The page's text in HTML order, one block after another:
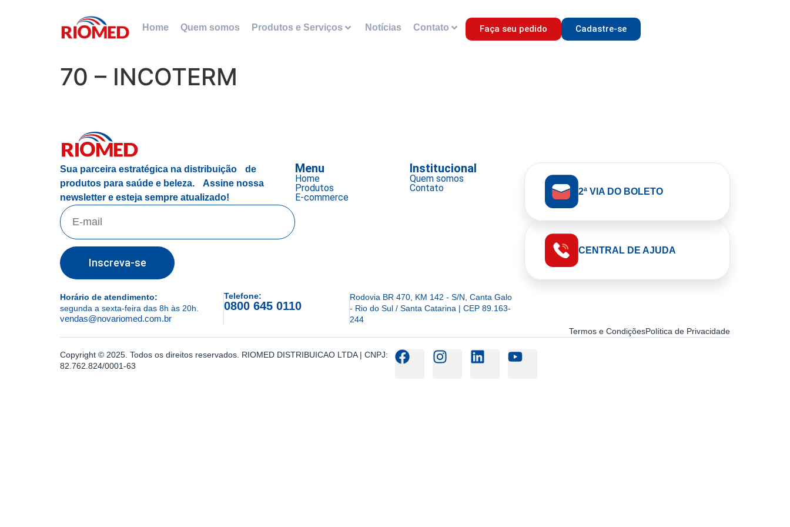
Home Quem somos Produtos e Serviços Notícias Contato Faça seu pedido Cadastre-se
70 – INCOTERM
Sua parceira estratégica na distribuição de
produtos para saúde e beleza. Assine nossa
newsletter e esteja sempre atualizado!
Inscreva-se
Menu
Home
Produtos
E-commerce
Institucional
Quem somos
Contato
2ª VIA DO BOLETO
CENTRAL DE AJUDA
Horário de atendimento:
segunda a sexta-feira das 8h às 20h.
vendas@novariomed.com.br
Telefone:
0800 645 0110
Rodovia BR 470, KM 142 - S/N, Canta Galo
- Rio do Sul / Santa Catarina | CEP 89.163-
244
Termos e CondiçõesPolítica de Privacidade
Copyright © 2025. Todos os direitos reservados. RIOMED DISTRIBUICAO LTDA | CNPJ:
82.762.824/0001-63